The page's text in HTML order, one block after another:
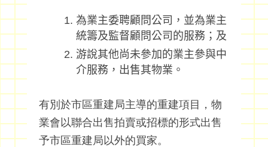
為業主委聘顧問公司，並為業主
統籌及監督顧問公司的服務；及
游說其他尚未參加的業主參與中
介服務，出售其物業。
有別於市區重建局主導的重建項目，物
業會以聯合出售拍賣或招標的形式出售
予市區重建局以外的買家。